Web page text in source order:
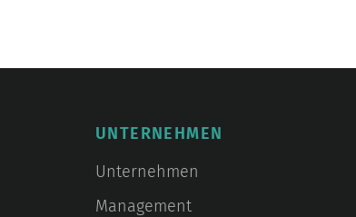
UNTERNEHMEN
Unternehmen
Management